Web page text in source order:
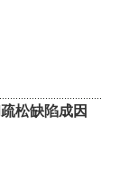
松缺陷成因